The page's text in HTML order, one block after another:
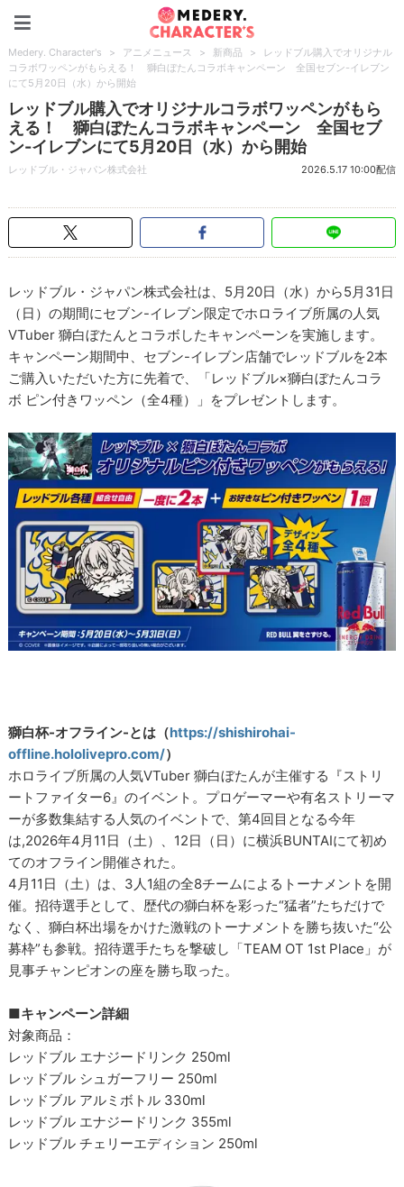
Medery. Character's > アニメニュース > 新商品 >
レッドブル購入でオリジナル
コラボワッペンがもらえる！ 獅白ぼたんコラボキャンペーン 全国セブン-イレブン
にて5月20日（水）から開始
レッドブル購入でオリジナルコラボワッペンがもら
える！ 獅白ぼたんコラボキャンペーン 全国セブ
ン-イレブンにて5月20日（水）から開始
レッドブル・ジャパン株式会社 2026.5.17 10:00配信
レッドブル・ジャパン株式会社は、5月20日（水）から5月31日
（日）の期間にセブン-イレブン限定でホロライブ所属の人気
VTuber 獅白ぼたんとコラボしたキャンペーンを実施します。
キャンペーン期間中、セブン-イレブン店舗でレッドブルを2本
ご購入いただいた方に先着で、「レッドブル×獅白ぼたんコラ
ボ ピン付きワッペン（全4種）」をプレゼントします。
獅白杯-オフライン-とは（https://shishirohai-
offline.hololivepro.com/）
ホロライブ所属の人気VTuber 獅白ぼたんが主催する『ストリ
ートファイター6』のイベント。プロゲーマーや有名ストリーマ
ーが多数集結する人気のイベントで、第4回目となる今年
は,2026年4月11日（土）、12日（日）に横浜BUNTAIにて初め
てのオフライン開催された。
4月11日（土）は、3人1組の全8チームによるトーナメントを開
催。招待選手として、歴代の獅白杯を彩った“猛者”たちだけで
なく、獅白杯出場をかけた激戦のトーナメントを勝ち抜いた“公
募枠”も参戦。招待選手たちを撃破し「TEAM OT 1st Place」が
見事チャンピオンの座を勝ち取った。
■キャンペーン詳細
対象商品：
レッドブル エナジードリンク 250ml
レッドブル シュガーフリー 250ml
レッドブル アルミボトル 330ml
レッドブル エナジードリンク 355ml
レッドブル チェリーエディション 250ml